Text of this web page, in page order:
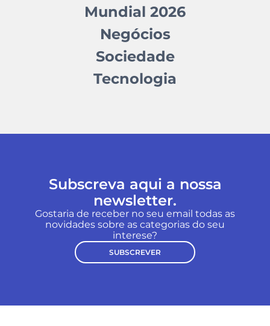
Mundial 2026
Negócios
Sociedade
Tecnologia
Subscreva aqui a nossa
newsletter.
Gostaria de receber no seu email todas as
novidades sobre as categorias do seu
interese?
SUBSCREVER